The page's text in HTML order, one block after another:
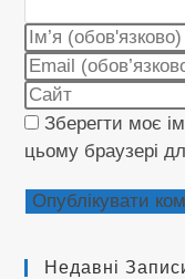
Введіть
своє
ім'я
або
ім'я
користувача,
прокоментувати
Введіть
свою
електронну
адресу,
щоб
Введіть
URL-
сайту
Зберегти моє
цьому браузері
Недавні